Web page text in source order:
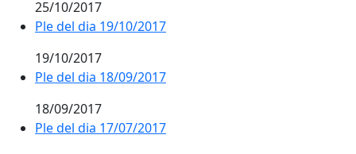
25/10/2017
Ple del dia 19/10/2017
19/10/2017
Ple del dia 18/09/2017
18/09/2017
Ple del dia 17/07/2017